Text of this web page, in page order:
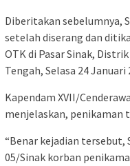
Diberitakan sebelumnya,
setelah diserang dan
OTK di Pasar Sinak,
Tengah, Selasa 24 Januari
Kapendam XVII/
menjelaskan, penikaman
“Benar kejadian tersebut,
05/Sinak korban